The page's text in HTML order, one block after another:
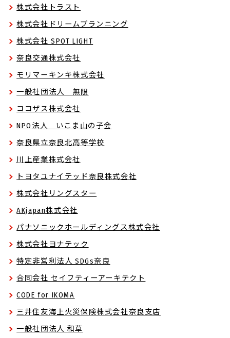
株式会社トラスト
株式会社ドリームプランニング
株式会社 SPOT LIGHT
奈良交通株式会社
モリマーキンキ株式会社
一般社団法人 無限
ココザス株式会社
NPO法人 いこま山の子会
奈良県立奈良北高等学校
川上産業株式会社
トヨタユナイテッド奈良株式会社
株式会社リングスター
AKjapan株式会社
パナソニックホールディングス株式会社
株式会社ヨナテック
特定非営利法人 SDGs奈良
合同会社 セイフティーアーキテクト
CODE for IKOMA
三井住友海上火災保険株式会社奈良支店
一般社団法人 和草